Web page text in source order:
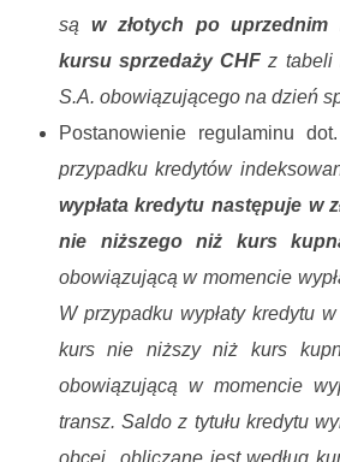
są w złotych po
kursu sprzedaży CHF z tabeli
S.A. obowiązującego na dzień
Postanowienie regulaminu
przypadku kredytów
wypłata kredytu następuje w
nie niższego niż kurs
obowiązującą w momencie
W przypadku wypłaty kredytu
kurs nie niższy niż kurs
obowiązującą w momencie
transz. Saldo z tytułu kredytu
obcej obliczane jest według